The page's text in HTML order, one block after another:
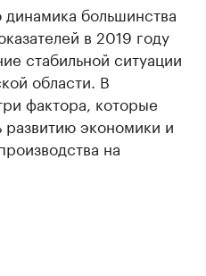
динамика большинства
в 2019 году
стабильной ситуации
области. В
фактора, которые
экономики и
на